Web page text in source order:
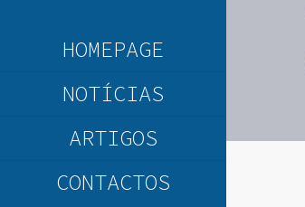
HOMEPAGE
NOTÍCIAS
ARTIGOS
CONTACTOS